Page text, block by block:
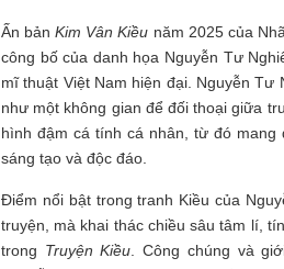
Ấn bảnKim Vân Kiều năm 2025 của
công bố của danh họa Nguyễn Tư
mĩ thuật Việt Nam hiện đại. Nguyễn Tư
như một không gian để đối thoại giữa
hình đậm cá tính cá nhân, từ đó mang
sáng tạo và độc đáo.
Điểm nổi bật trong tranh Kiều của
truyện, mà khai thác chiều sâu tâm lí,
trong Truyện Kiều . Công chúng và